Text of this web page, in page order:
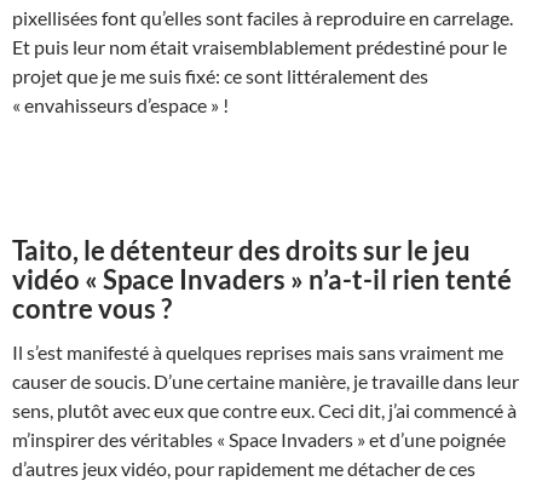
pixellisées font qu’elles sont faciles à reproduire en carrelage.
Et puis leur nom était vraisemblablement prédestiné pour le
projet que je me suis fixé: ce sont littéralement des
« envahisseurs d’espace » !
Taito, le détenteur des droits sur le jeu
vidéo « Space Invaders » n’a-t-il rien tenté
contre vous ?
Il s’est manifesté à quelques reprises mais sans vraiment me
causer de soucis. D’une certaine manière, je travaille dans leur
sens, plutôt avec eux que contre eux. Ceci dit, j’ai commencé à
m’inspirer des véritables « Space Invaders » et d’une poignée
d’autres jeux vidéo, pour rapidement me détacher de ces